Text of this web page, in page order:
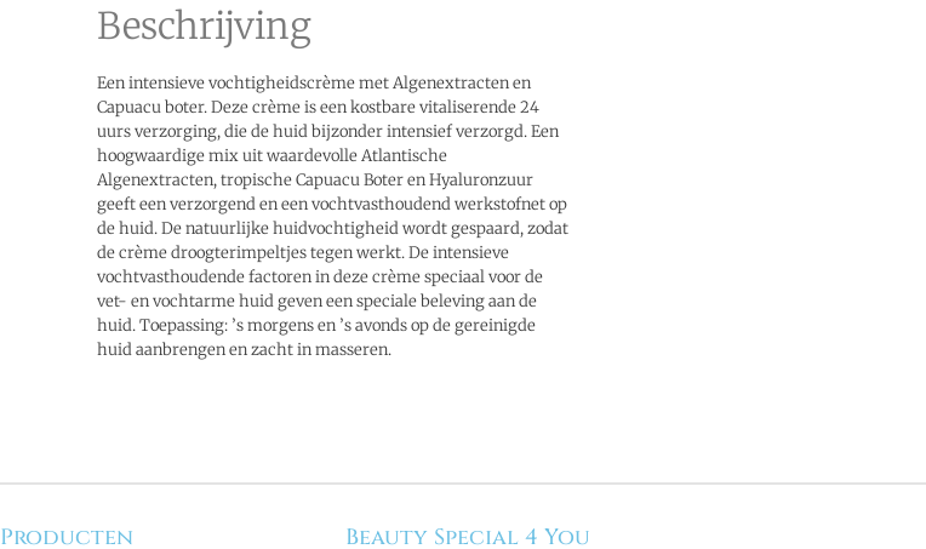
Beschrijving
Een intensieve vochtigheidscrème met Algenextracten en
Capuacu boter. Deze crème is een kostbare vitaliserende 24
uurs verzorging, die de huid bijzonder intensief verzorgd. Een
hoogwaardige mix uit waardevolle Atlantische
Algenextracten, tropische Capuacu Boter en Hyaluronzuur
geeft een verzorgend en een vochtvasthoudend werkstofnet op
de huid. De natuurlijke huidvochtigheid wordt gespaard, zodat
de crème droogterimpeltjes tegen werkt. De intensieve
vochtvasthoudende factoren in deze crème speciaal voor de
vet- en vochtarme huid geven een speciale beleving aan de
huid. Toepassing: ’s morgens en ’s avonds op de gereinigde
huid aanbrengen en zacht in masseren.
Producten Beauty Special 4 You